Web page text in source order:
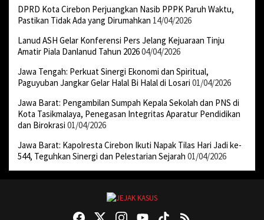
DPRD Kota Cirebon Perjuangkan Nasib PPPK Paruh Waktu,
Pastikan Tidak Ada yang Dirumahkan 14/04/2026
Lanud ASH Gelar Konferensi Pers Jelang Kejuaraan Tinju
Amatir Piala Danlanud Tahun 202604/04/2026
Jawa Tengah: Perkuat Sinergi Ekonomi dan Spiritual,
Paguyuban Jangkar Gelar Halal Bi Halal di Losari 01/04/2026
Jawa Barat: Pengambilan Sumpah Kepala Sekolah dan PNS di
Kota Tasikmalaya, Penegasan Integritas Aparatur Pendidikan
dan Birokrasi 01/04/2026
Jawa Barat: Kapolresta Cirebon Ikuti Napak Tilas Hari Jadi ke-
544, Teguhkan Sinergi dan Pelestarian Sejarah 01/04/2026